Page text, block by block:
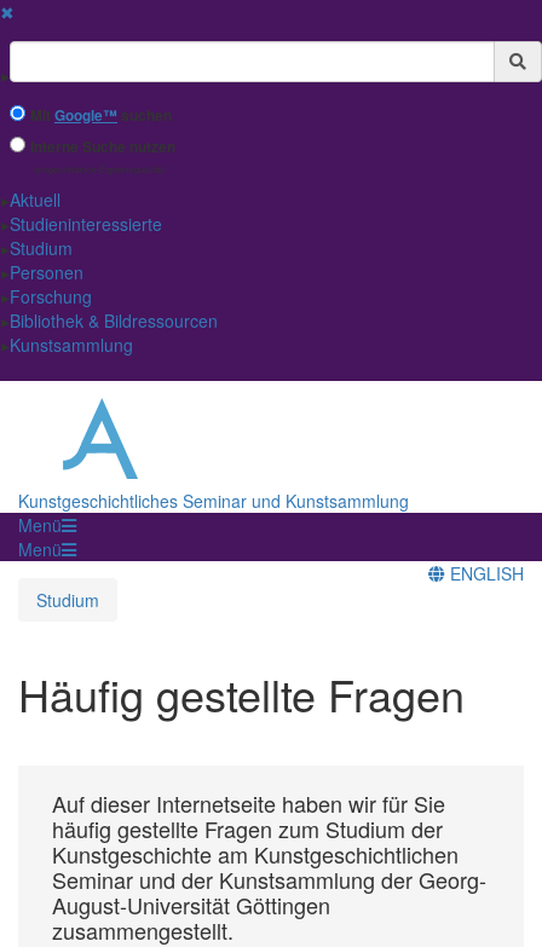
✖
Suchbegriff
MitGoogle™ suchen
Interne Suche nutzen
(eingeschränkte Ergebnisqualität)
Aktuell
Studieninteressierte
Studium
Personen
Forschung
Bibliothek & Bildressourcen
Kunstsammlung
Kunstgeschichtliches Seminar und Kunstsammlung
Menü
Menü
Studium
ENGLISH
Häufig gestellte Fragen
Auf dieser Internetseite haben wir für Sie
häufig gestellte Fragen zum Studium der
Kunstgeschichte am Kunstgeschichtlichen
Seminar und der Kunstsammlung der Georg-
August-Universität Göttingen
zusammengestellt.